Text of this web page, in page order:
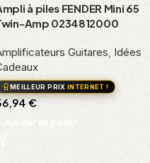
à piles FENDER Mini 65
Amp 0234812000
Guitares,Idées
MEILLEUR PRIX INTERNET !
€
Ajouter au panier